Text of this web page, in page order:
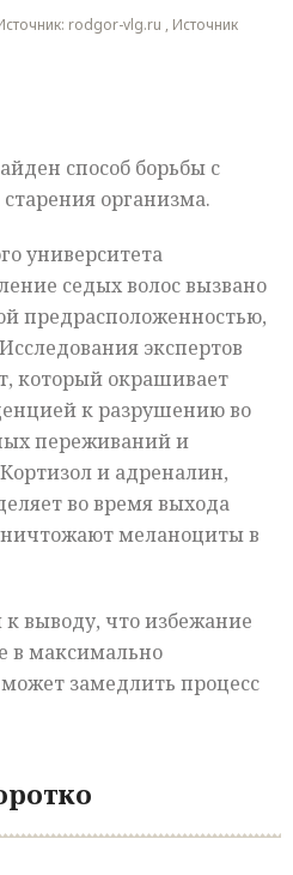
rodgor-vlg.ru , Источник
способ борьбы с
старения организма.
университета
седыхволосвызвано
предрасположенностью,
Исследования экспертов
, который окрашивает
кразрушениюво
переживанийи
Кортизоли адреналин,
вовремявыхода
меланоцитыв
квыводу, чтоизбежание
в максимально
может замедлить процесс